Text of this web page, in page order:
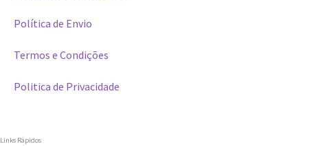
Política de Envio
Termos e Condições
Politica de Privacidade
Links Rápidos